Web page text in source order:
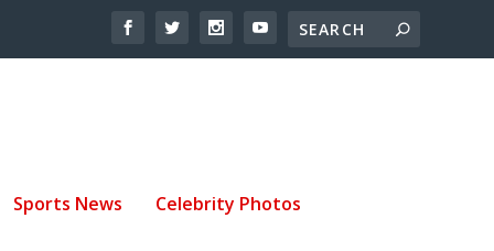
Sports News Celebrity Photos